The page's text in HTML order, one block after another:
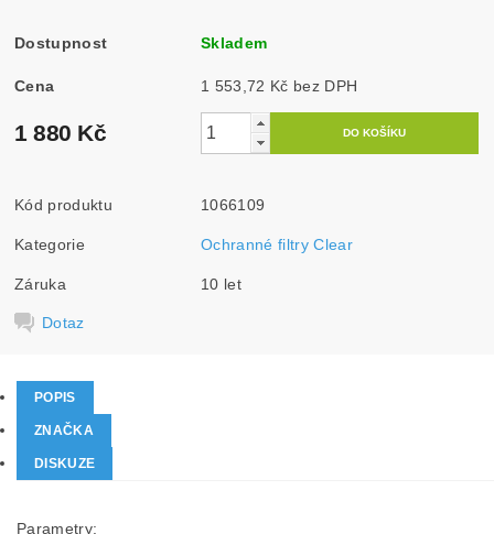
Dostupnost Skladem
Cena 1 553,72 Kč bez DPH
1 880 Kč
Kód produktu 1066109
Kategorie Ochranné filtry Clear
Záruka 10 let
Dotaz
POPIS
ZNAČKA
DISKUZE
Parametry: